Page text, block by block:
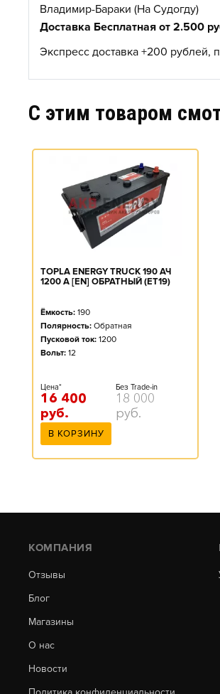
Владимир-Бараки (На Судогду)
Доставка Бесплатная от 2.500
Экспресс доставка +200 рублей,
C этим товаром
TOPLA ENERGY TRUCK 190 АЧ
1200 А [EN] ОБРАТНЫЙ (ET19)
Ёмкость: 190
Полярность: Обратная
Пусковой ток: 1200
Вольт: 12
Цена*
16 400
руб.
Без Trade-in
18 000
руб.
В КОРЗИНУ
КОМПАНИЯ
Отзывы
Блог
Магазины
О нас
Новости